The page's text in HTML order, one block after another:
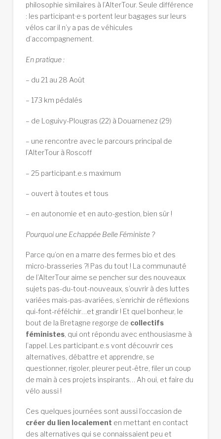
philosophie similaires à l’AlterTour. Seule différence
: les participant·e·s portent leur bagages sur leurs
vélos car il n’y a pas de véhicules
d’accompagnement.
En pratique :
– du 21 au 28 Août
– 173 km pédalés
– de Loguivy-Plougras (22) à Douarnenez (29)
– une rencontre avec le parcours principal de
l’AlterTour à Roscoff
– 25 participant.e.s maximum
– ouvert à toutes et tous
– en autonomie et en auto-gestion, bien sûr !
Pourquoi une Echappée Belle Féministe ?
Parce qu’on en a marre des fermes bio et des
micro-brasseries ?! Pas du tout ! La communauté
de l’AlterTour aime se pencher sur des nouveaux
sujets pas-du-tout-nouveaux, s’ouvrir à des luttes
variées mais-pas-avariées, s’enrichir de réflexions
qui-font-réfélchir…et grandir ! Et quel bonheur, le
bout de la Bretagne regorge de collectifs
féministes, qui ont répondu avec enthousiasme à
l’appel. Les participant.e.s vont découvrir ces
alternatives, débattre et apprendre, se
questionner, rigoler, pleurer peut-être, filer un coup
de main à ces projets inspirants… Ah oui, et faire du
vélo aussi !
Ces quelques journées sont aussi l’occasion de
créer du lien localement en mettant en contact
des alternatives qui se connaissaient peu et